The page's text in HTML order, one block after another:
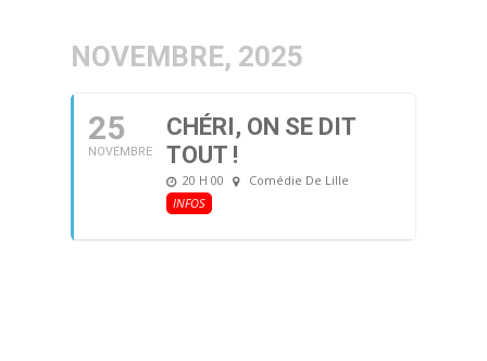
NOVEMBRE, 2025
25
NOVEMBRE
CHÉRI, ON SE DIT
TOUT !
20 H 00
Comédie De Lille
INFOS